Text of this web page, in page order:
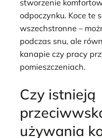
stworzenie
odpoczynku. Koce te
wszechstronne –
podczas snu, ale
kanapie czy pracy
pomieszczeniach.
Czy istnieją
używania